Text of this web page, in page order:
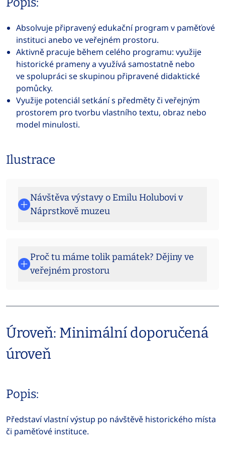
Absolvuje připravený edukační program v paměťové
instituci anebo ve veřejném prostoru.
Aktivně pracuje během celého programu: využije
historické prameny a využívá samostatně nebo
ve spolupráci se skupinou připravené didaktické
pomůcky.
Využije potenciál setkání s předměty či veřejným
prostorem pro tvorbu vlastního textu, obraz nebo
model minulosti.
Ilustrace
Návštěva výstavy o Emilu Holubovi v
Náprstkově muzeu
Proč tu máme tolik památek? Dějiny ve
veřejném prostoru
Úroveň: Minimální doporučená
úroveň
Popis:
Představí vlastní výstup po návštěvě historického místa
či paměťové instituce.